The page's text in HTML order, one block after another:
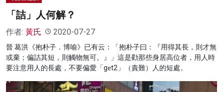
「詰」人何解？
作者: 黃氏 2020-07-27
晉 葛洪《抱朴子．博喻》已有云：「抱朴子曰：『用得其長，則才無
或棄；偏詰其短，則觸物無可。』」這是勸那些身居高位者，用人時
要注意用人的長處，不要偏愛「gɐt2」（責難）人的短處。